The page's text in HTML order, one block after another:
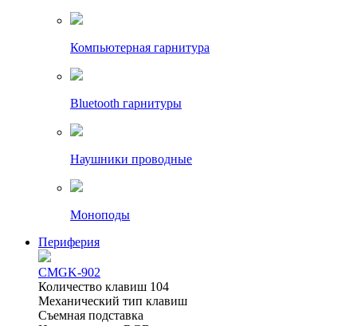
Компьютерная гарнитура
Bluetooth гарнитуры
Наушники проводные
Моноподы
Периферия
CMGK-902
Количество клавиш 104
Механический тип клавиш
Съемная подставка